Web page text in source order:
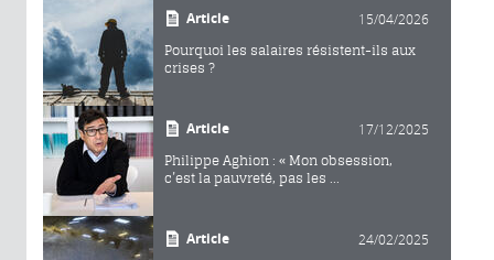
Article 15/04/2026
Pourquoi les salaires résistent-ils aux
crises ?
Article 17/12/2025
Philippe Aghion : « Mon obsession,
c’est la pauvreté, pas les ...
Article 24/02/2025